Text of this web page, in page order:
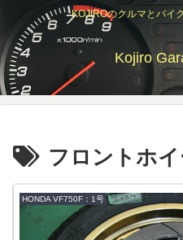
KOJIROのクルマとバイ
Kojiro
フロントホ
HONDA VF750F：1号